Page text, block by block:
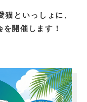
猫といっしょに、
開催します！